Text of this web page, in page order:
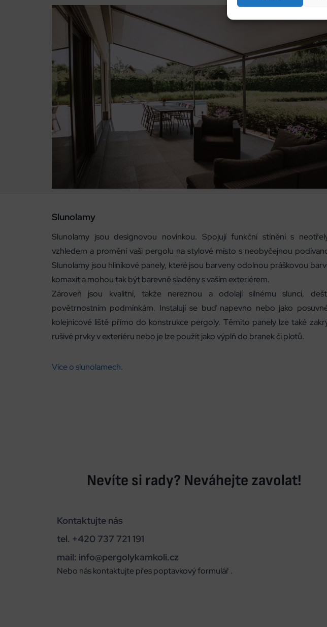
Slunolamy
Slunolamy jsou designovou novinkou. Spojují funkční stínění s
vzhledem a promění vaši pergolu na stylové místo s neobyčejnou
Slunolamy jsou hliníkové panely, které jsou barveny odolnou práškovou
komaxita mohou tak být barevně sladěny s vaším exteriérem.
Zároveň jsou kvalitní, takže nereznou a odolají silnému slunci,
povětrnostním podmínkám. Instalují se buď napevno nebo jako
kolejnicové liště přímo do konstrukce pergoly. Těmito panely lze také
rušivé prvky v exteriéru nebo je lze použít jako výplň do branek či plotů.
Více o slunolamech.
Nevíte si rady? Neváhejte zavolat!
Kontaktujte nás
tel. +420 737 721 191
mail: info@pergolykamkoli.cz
Nebo nás kontaktujte přes poptavkový formulář .